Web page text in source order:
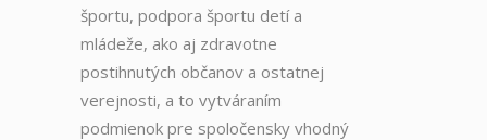
športu, podpora športu detí a
mládeže, ako aj zdravotne
postihnutých občanov a ostatnej
verejnosti, a to vytváraním
podmienok pre spoločensky vhodný